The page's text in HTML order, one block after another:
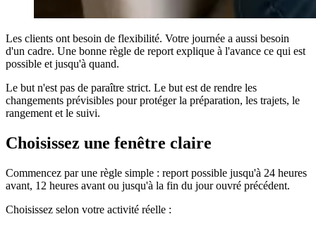
Les clients ont besoin de flexibilité. Votre journée a aussi besoin
d'un cadre. Une bonne règle de report explique à l'avance ce qui est
possible et jusqu'à quand.
Le but n'est pas de paraître strict. Le but est de rendre les
changements prévisibles pour protéger la préparation, les trajets, le
rangement et le suivi.
Choisissez une fenêtre claire
Commencez par une règle simple : report possible jusqu'à 24 heures
avant, 12 heures avant ou jusqu'à la fin du jour ouvré précédent.
Choisissez selon votre activité réelle :